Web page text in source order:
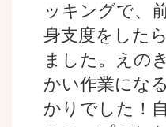
ッキングで、
身支度をした
ました。えの
かい作業にな
かりでした！